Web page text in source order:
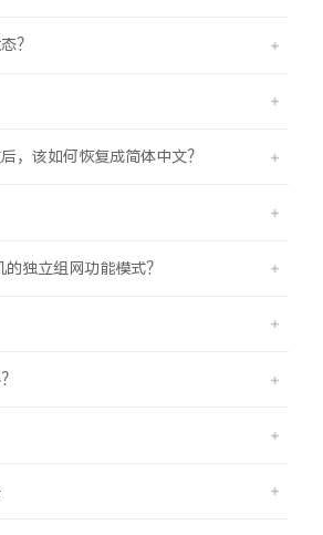
？
，该如何恢复成简体中文？
独立组网功能模式？